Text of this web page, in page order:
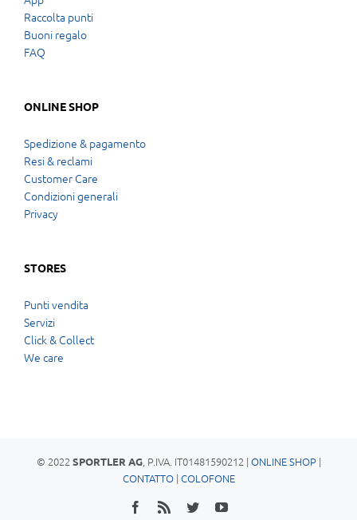
Raccolta punti
Buoni regalo
FAQ
ONLINE SHOP
Spedizione & pagamento
Resi & reclami
Customer Care
Condizioni generali
Privacy
STORES
Punti vendita
Servizi
Click & Collect
We care
© 2022SPORTLER AG, P.IVA. IT01481590212 | ONLINE SHOP|
CONTATTO| COLOFONE
Facebook
Rss TwitterYouTube